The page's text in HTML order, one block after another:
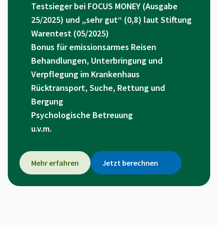
Testsieger bei FOCUS MONEY (Ausgabe
25/2025) und „sehr gut“ (0,8) laut Stiftung
Warentest (05/2025)
Bonus für emissionsarmes Reisen
Behandlungen, Unterbringung und
Verpflegung im Krankenhaus
Rücktransport, Suche, Rettung und
Bergung
Psychologische Betreuung
u.v.m.
Mehr erfahren Jetzt berechnen